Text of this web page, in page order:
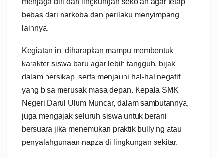
menjaga diri dan lingkungan sekolah agar tetap
bebas dari narkoba dan perilaku menyimpang
lainnya.
Kegiatan ini diharapkan mampu membentuk
karakter siswa baru agar lebih tangguh, bijak
dalam bersikap, serta menjauhi hal-hal negatif
yang bisa merusak masa depan. Kepala SMK
Negeri Darul Ulum Muncar, dalam sambutannya,
juga mengajak seluruh siswa untuk berani
bersuara jika menemukan praktik bullying atau
penyalahgunaan napza di lingkungan sekitar.